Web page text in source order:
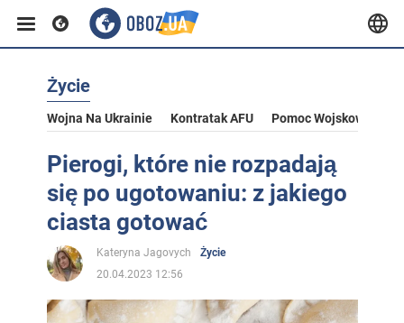
Życie
Wojna Na Ukrainie Kontratak AFU Pomoc Wojskowa Dla
Pierogi, które nie rozpadają
się po ugotowaniu: z jakiego
ciasta gotować
Kateryna Jagovych
Życie
20.04.2023 12:56